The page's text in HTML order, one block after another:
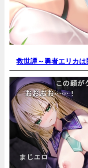
救世譚～勇者エリカ